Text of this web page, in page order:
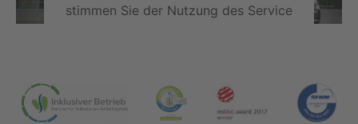
stimmen Sie der Nutzung des Service
Akzeptieren